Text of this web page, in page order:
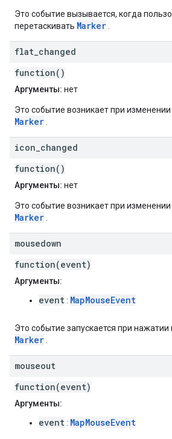
Это событие вызывается, когда
перетаскивать Marker
flat changed
function()
Аргументы: нет
Это событие возникает при изменении
Marker
icon changed
function()
Аргументы: нет
Это событие возникает при изменении
Marker
mousedown
function(event)
Аргументы:
event: MapMouseEvent
Это событие запускается при
Marker
mouseout
function(event)
Аргументы:
event: MapMouseEvent